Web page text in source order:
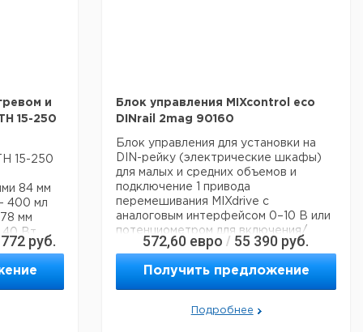
и
15-250
15-250
84 мм
400 мл
мм
40 Вт
(10
+40 °C
руб.
Блок управления MIXcontrol eco
DINrail 2mag 90160
Блок управления для установки на
DIN-рейку (электрические шкафы)
для малых и средних объемов и
подключение 1 привода
перемешивания MIXdrive с
аналоговым интерфейсом 0–10 В или
потенциометром для включения/
выключения и регулировки скорости.
Блок управления мощностью
перемешивания 10 Вт, диапазон
скоростей от 100 до 1200 об/мин,
система SoftStart для надежного
572,60 евро / 55 390 руб.
Получить предложение
Подробнее